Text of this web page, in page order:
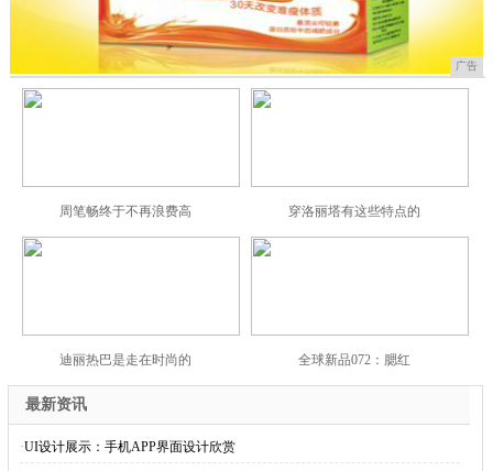
广告
周笔畅终于不再浪费高 穿洛丽塔有这些特点的
迪丽热巴是走在时尚的 全球新品072：腮红
最新资讯
·UI设计展示：手机APP界面设计欣赏